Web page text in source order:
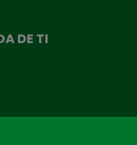
DE TI